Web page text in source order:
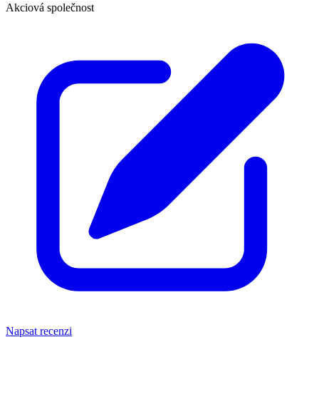
Akciová společnost
Napsat recenzi